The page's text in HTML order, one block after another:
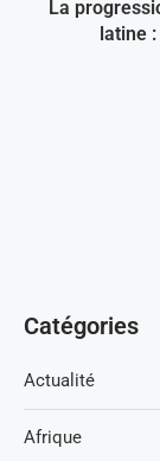
La
latine
Catégories
Actualité
Afrique